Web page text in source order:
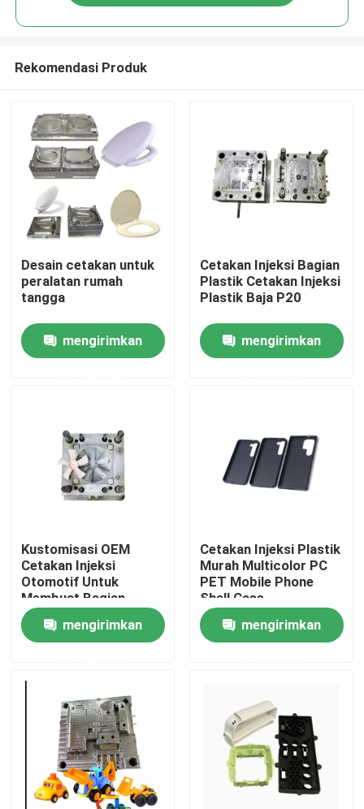
Rumah
Tentang Kami
Tur Pabrik
Kontrol Kualitas
Hubungi Kami
Berita
Kasus-kasus
Cetakan Injeksi Otomatis
Bagian peralatan rumah tangga Cetakan injeksi
Rekomendasi Produk
Desain cetakan untuk
peralatan rumah
tangga
mengirimkan
Cetakan Injeksi Bagian
Plastik Cetakan Injeksi
Plastik Baja P20
mengirimkan
Kustomisasi OEM
Cetakan Injeksi
Otomotif Untuk
Membuat Bagian
Platic
mengirimkan
Cetakan Injeksi Plastik
Murah Multicolor PC
PET Mobile Phone
Shell Case
mengirimkan